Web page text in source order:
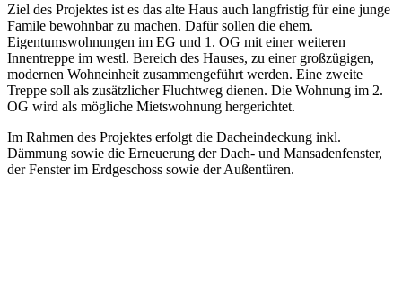
Ziel des Projektes ist es das alte Haus auch langfristig für eine junge
Famile bewohnbar zu machen. Dafür sollen die ehem.
Eigentumswohnungen im EG und 1. OG mit einer weiteren
Innentreppe im westl. Bereich des Hauses, zu einer großzügigen,
modernen Wohneinheit zusammengeführt werden. Eine zweite
Treppe soll als zusätzlicher Fluchtweg dienen. Die Wohnung im 2.
OG wird als mögliche Mietswohnung hergerichtet.
Im Rahmen des Projektes erfolgt die Dacheindeckung inkl.
Dämmung sowie die Erneuerung der Dach- und Mansadenfenster,
der Fenster im Erdgeschoss sowie der Außentüren.